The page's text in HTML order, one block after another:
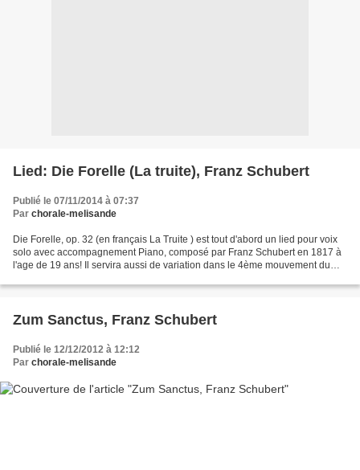
Lied: Die Forelle (La truite), Franz Schubert
Publié le 07/11/2014 à 07:37
Par chorale-melisande
Die Forelle, op. 32 (en français La Truite ) est tout d'abord un lied pour voix
solo avec accompagnement Piano, composé par Franz Schubert en 1817 à
l'age de 19 ans! Il servira aussi de variation dans le 4ème mouvement du
Zum Sanctus, Franz Schubert
Publié le 12/12/2012 à 12:12
Par chorale-melisande